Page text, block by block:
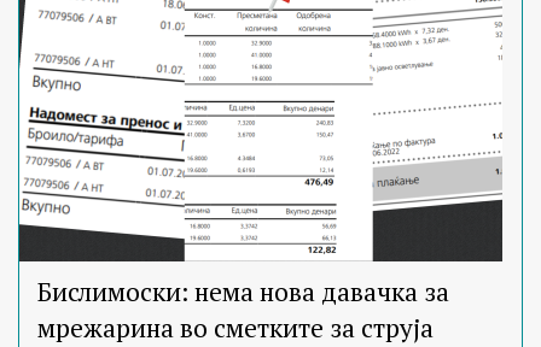
Бислимоски: нема нова давачка за
мрежарина во сметките за струја